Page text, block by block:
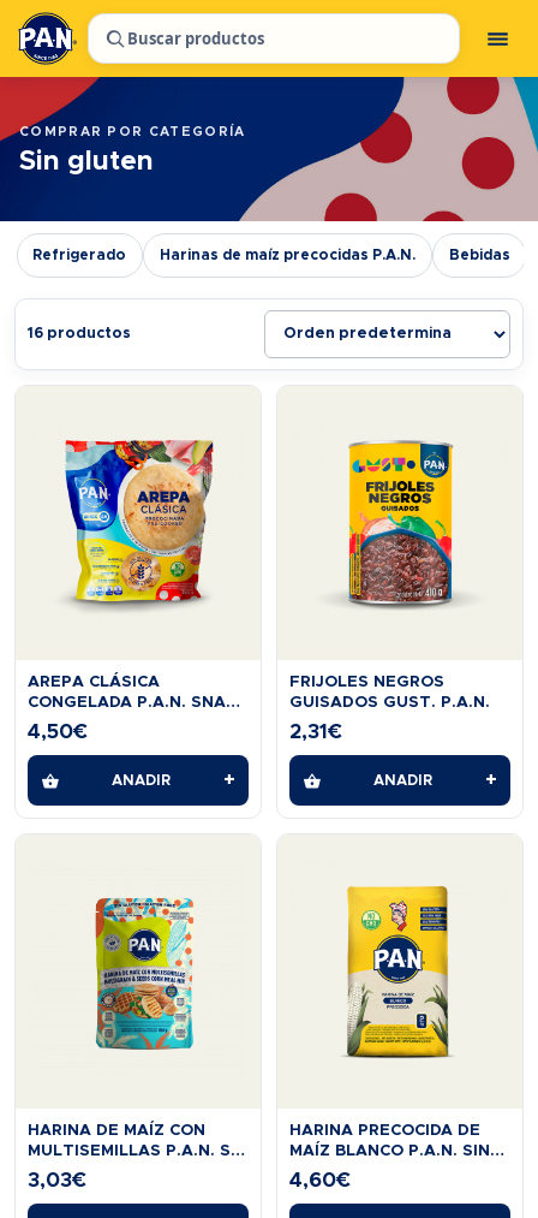
Buscar productos
COMPRAR POR CATEGORÍA
Sin gluten
Refrigerado Harinas de maíz precocidas P.A.N. Bebidas
16 productos
AREPA CLÁSICA
CONGELADA P.A.N. SNACK
ON
4,50€
AÑADIR +
FRIJOLES NEGROS
GUISADOS GUST. P.A.N.
2,31€
AÑADIR +
HARINA DE MAÍZ CON
MULTISEMILLAS P.A.N. SIN
GLUTEN 454G
3,03€
HARINA PRECOCIDA DE
MAÍZ BLANCO P.A.N. SIN
GLUTEN 2KG
4,60€